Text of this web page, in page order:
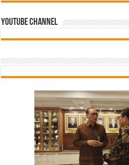
Youtube Channel